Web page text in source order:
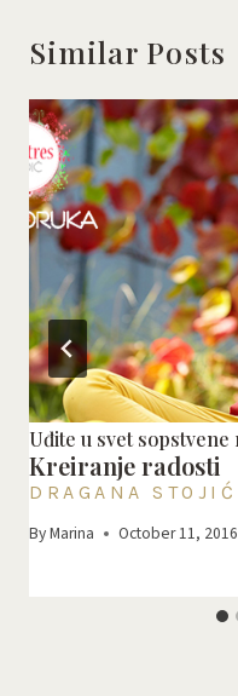
Similar Posts
Uđite u svet sopstvene
Kreiranje radosti
DRAGANA STOJIĆ
ByMarina October 11, 2016